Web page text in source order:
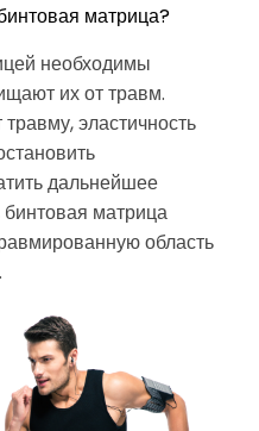
матрица?
необходимы
их от травм.
эластичность
дальнейшее
матрица
область